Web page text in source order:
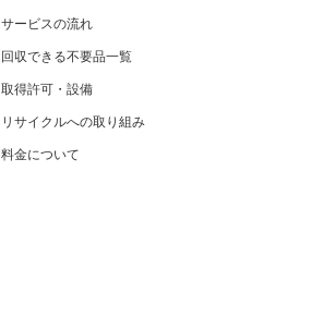
サービスの流れ
回収できる不要品一覧
取得許可・設備
リサイクルへの取り組み
料金について